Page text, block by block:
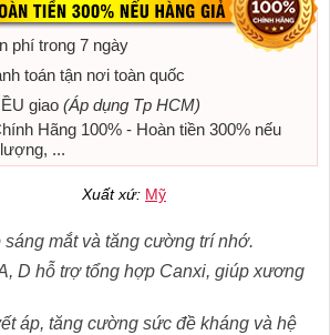
phí trong 7 ngày
toán tận nơi toàn quốc
giao (Áp dụng Tp HCM)
Hãng 100% - Hoàn tiền 300% nếu
...
Xuất xứ: Mỹ
mắt và tăng cường trí nhớ.
D hỗ trợ tổng hợp Canxi, giúp xương
áp, tăng cường sức đề kháng và hệ